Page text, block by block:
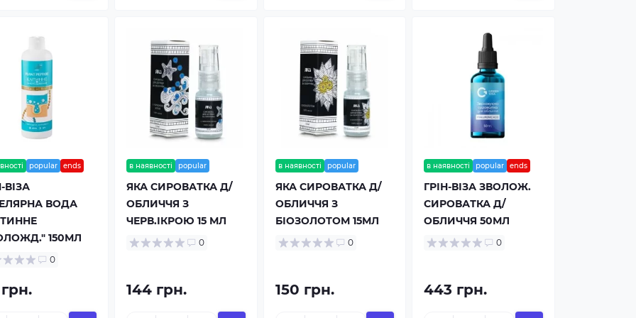
popular ends
ВІЗА
ВОДА
150МЛ
0
грн.
в наявності popular
ЯКА СИРОВАТКА Д/
ОБЛИЧЧЯ З
ЧЕРВ.ІКРОЮ 15 МЛ
0
144 грн.
в наявності popular
ЯКА СИРОВАТКА Д/
ОБЛИЧЧЯ З
БІОЗОЛОТОМ 15МЛ
0
150 грн.
в наявності popular ends
ГРІН-ВІЗА ЗВОЛОЖ.
СИРОВАТКА Д/
ОБЛИЧЧЯ 50МЛ
0
443 грн.